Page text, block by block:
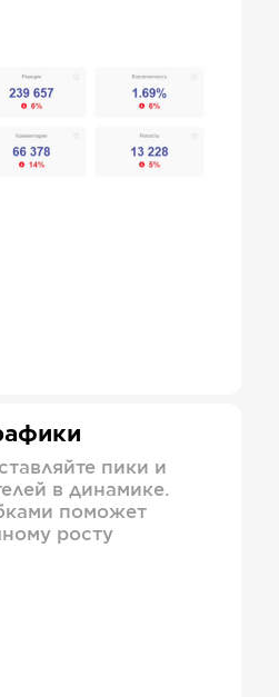
пики и
в динамике.
поможет
росту